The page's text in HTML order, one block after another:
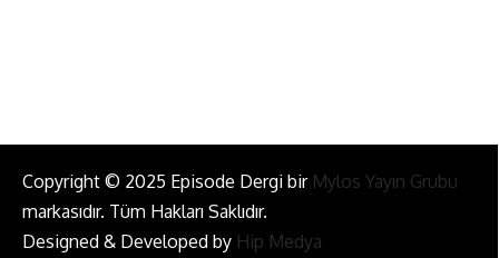
Copyright © 2025 Episode Dergi bir Mylos Yayın Grubu
markasıdır. Tüm Hakları Saklıdır.
Designed & Developed by Hip Medya